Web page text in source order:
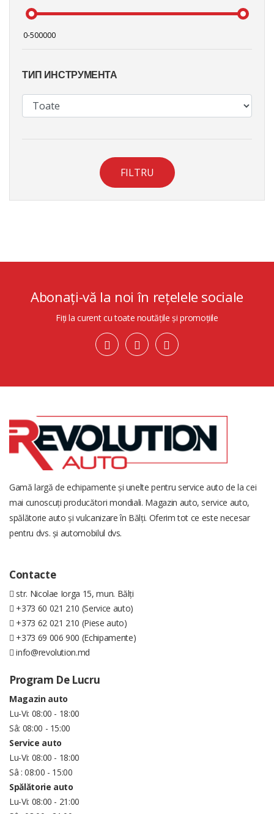
ТИП ИНСТРУМЕНТА
FILTRU
Abonați-vă la noi în rețelele sociale
Fiți la curent cu toate noutățile și promoțiile
Gamă largă de echipamente și unelte pentru service auto de la cei
mai cunoscuți producători mondiali. Magazin auto, service auto,
spălătorie auto și vulcanizare în Bălți. Oferim tot ce este necesar
pentru dvs. și automobilul dvs.
Contacte
str. Nicolae Iorga 15, mun. Bălți
+373 60 021 210 (Service auto)
+373 62 021 210 (Piese auto)
+373 69 006 900 (Echipamente)
info@revolution.md
Program De Lucru
Magazin auto
Lu-Vi: 08:00 - 18:00
Sâ: 08:00 - 15:00
Service auto
Lu-Vi: 08:00 - 18:00
Sâ : 08:00 - 15:00
Spălătorie auto
Lu-Vi: 08:00 - 21:00